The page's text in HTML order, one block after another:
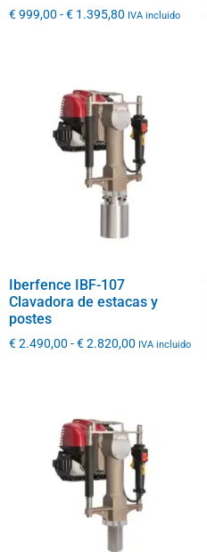
€999,00 -€ 1.395,80 IVA incluido
Iberfence IBF-107
Clavadora de estacas y
postes
€2.490,00 -€2.820,00 IVA incluido